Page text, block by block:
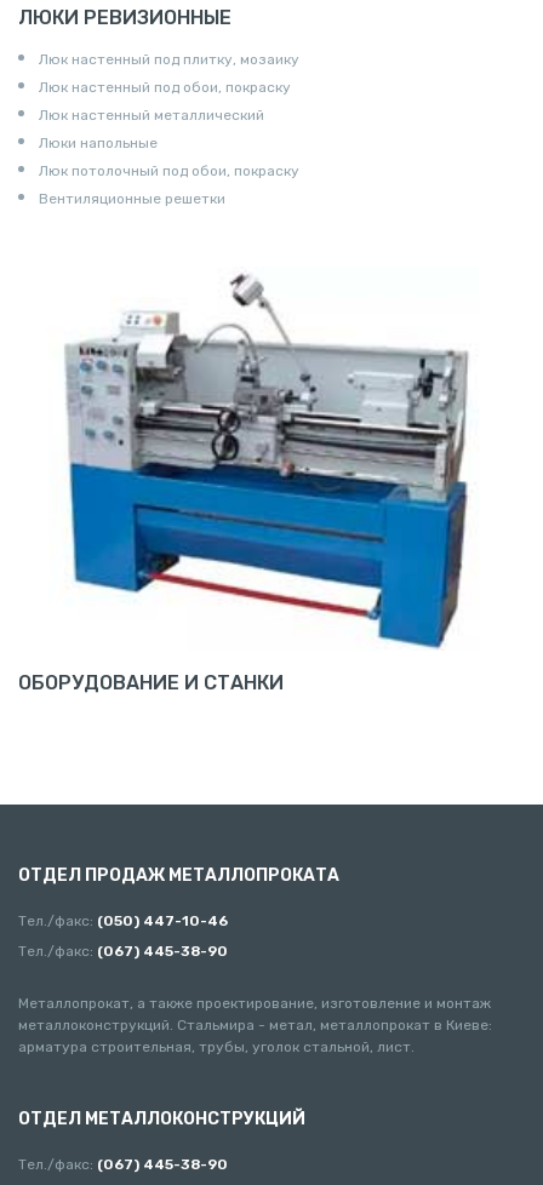
ЛЮКИ РЕВИЗИОННЫЕ
Люк настенный под плитку, мозаику
Люк настенный под обои, покраску
Люк настенный металлический
Люки напольные
Люк потолочный под обои, покраску
Вентиляционные решетки
ОБОРУДОВАНИЕ И СТАНКИ
ОТДЕЛ ПРОДАЖ МЕТАЛЛОПРОКАТА
Тел./факс: (050) 447-10-46
Тел./факс: (067) 445-38-90
Металлопрокат, а также проектирование, изготовление и монтаж
металлоконструкций. Стальмира - метал, металлопрокат в Киеве:
арматура строительная, трубы, уголок стальной, лист.
ОТДЕЛ МЕТАЛЛОКОНСТРУКЦИЙ
Тел./факс: (067) 445-38-90